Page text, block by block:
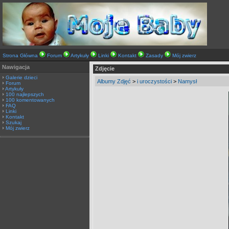
Strona Główna Forum Artykuły Linki Kontakt Zasady Mój zwierz
Nawigacja
Galerie dzieci
Forum
Artykuły
100 najlepszych
100 komentowanych
FAQ
Linki
Kontakt
Szukaj
Mój zwierz
Zdjęcie
Albumy Zdjęć > i uroczystości > Namysł